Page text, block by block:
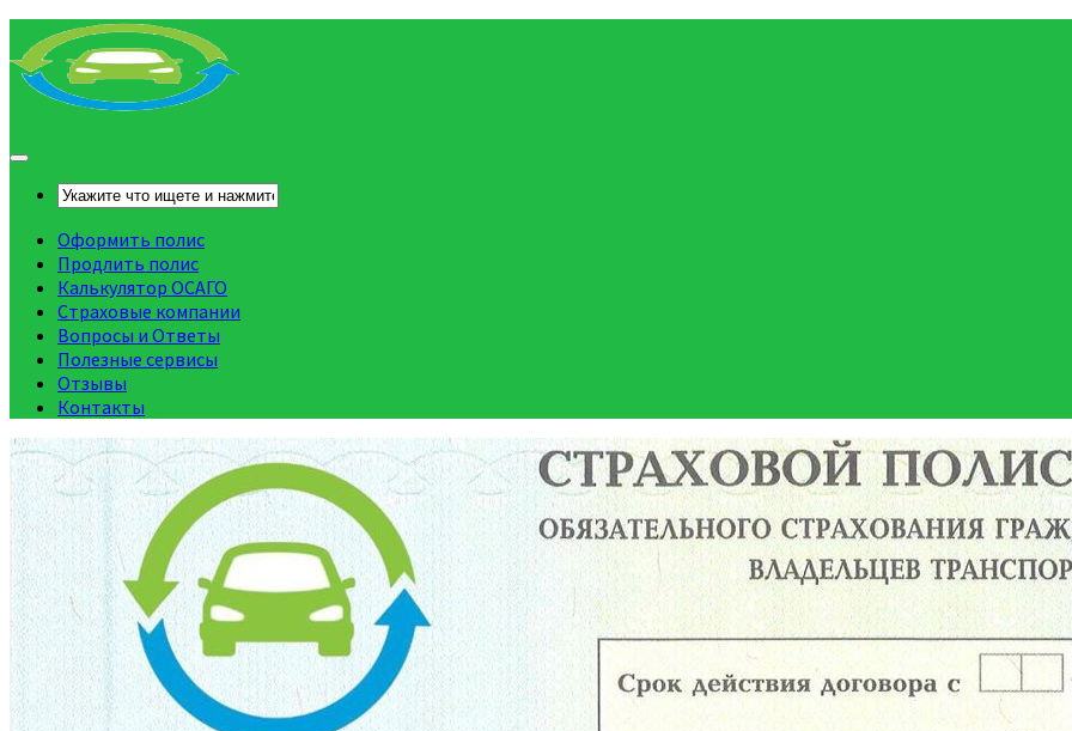
Оформить полис
Продлить полис
Калькулятор ОСАГО
Страховые компании
Вопросы и Ответы
Полезные сервисы
Отзывы
Контакты